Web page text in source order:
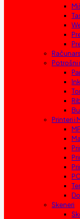
Potrošni
Printeri i
Skeneri